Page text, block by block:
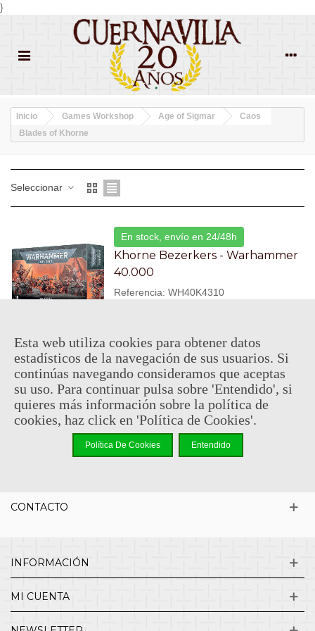
}
Inicio Games Workshop Age of Sigmar
Caos
Blades of Khorne
Seleccionar
En stock, envío en 24/48h
Khorne Bezerkers - Warhammer
40.000
Referencia: WH40K4310
Añadir Al Carrito
Mostrando 1-1 de 1 artículo(s)
¿QUIENES SOMOS?
CONTACTO
INFORMACIÓN
MI CUENTA
Esta web utiliza cookies para obtener datos
estadísticos de la navegación de sus usuarios. Si
continúas navegando consideramos que aceptas
su uso. Para continuar pulsa sobre 'Entendido', si
quieres más información sobre la política de
cookies, haz click en 'Política de Cookies'.
Política De Cookies Entendido